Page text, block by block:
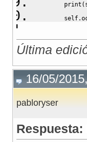
def
def
Última
16/05/
pabloryser